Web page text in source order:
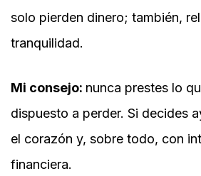
solo pierden dinero; también,
tranquilidad.
Mi consejo: nunca prestes lo
dispuesto a perder. Si decides
el corazón y, sobre todo, con
financiera.